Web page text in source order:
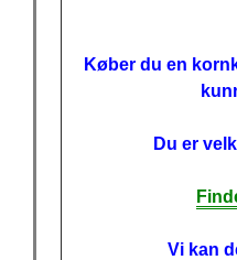
Køber du en
Du er
Vi kan